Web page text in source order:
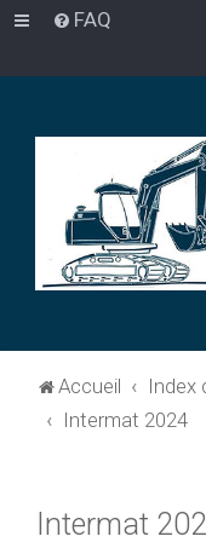
FAQ
Accueil Index
Intermat 2024
Intermat